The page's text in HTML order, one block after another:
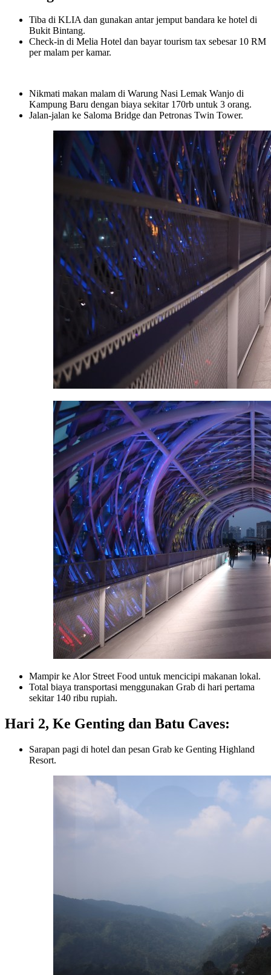
Tiba di KLIA dan gunakan antar jemput bandara ke hotel di
Bukit Bintang.
Check-in di Melia Hotel dan bayar tourism tax sebesar 10 RM
per malam per kamar.
Nikmati makan malam di Warung Nasi Lemak Wanjo di
Kampung Baru dengan biaya sekitar 170rb untuk 3 orang.
Jalan-jalan ke Saloma Bridge dan Petronas Twin Tower.
Mampir ke Alor Street Food untuk mencicipi makanan lokal.
Total biaya transportasi menggunakan Grab di hari pertama
sekitar 140 ribu rupiah.
Hari 2, Ke Genting dan Batu Caves:
Sarapan pagi di hotel dan pesan Grab ke Genting Highland
Resort.